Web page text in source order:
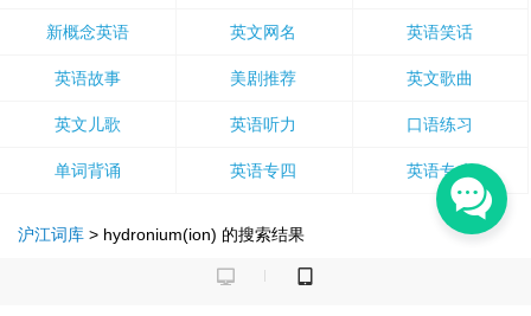
新概念英语 英文网名 英语笑话
英语故事 美剧推荐 英文歌曲
英文儿歌 英语听力 口语练习
单词背诵 英语专四 英语专八
沪江词库 > hydronium(ion) 的搜索结果